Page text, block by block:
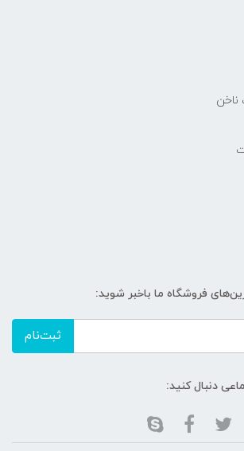
ناخن
فروشگاه ما باخبر شوید:
ثبت‌نام
دنبال کنید: